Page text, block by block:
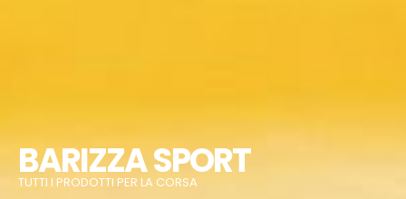
BARIZZA SPORT
TUTTI I PRODOTTI PER LA CORSA